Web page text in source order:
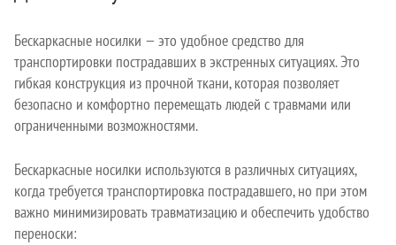
Бескаркасные носилки — это удобное средство для
транспортировки пострадавших в экстренных ситуациях. Это
гибкая конструкция из прочной ткани, которая позволяет
безопасно и комфортно перемещать людей с травмами или
ограниченными возможностями.
Бескаркасные носилки используются в различных ситуациях,
когда требуется транспортировка пострадавшего, но при этом
важно минимизировать травматизацию и обеспечить удобство
переноски: